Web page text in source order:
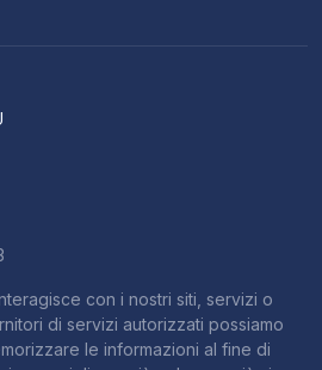
con i nostri siti, servizi o
di servizi autorizzati possiamo
le informazioni al fine di